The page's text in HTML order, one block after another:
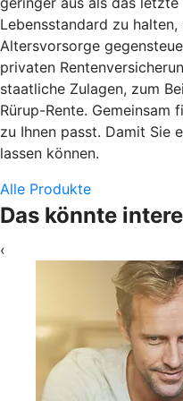
Lebensstandard zu
Altersvorsorge
privaten
staatliche Zulagen, zum
Rürup-Rente.
zu Ihnen passt. Damit Sie
lassen können.
Alle Produkte
Das könnte
‹